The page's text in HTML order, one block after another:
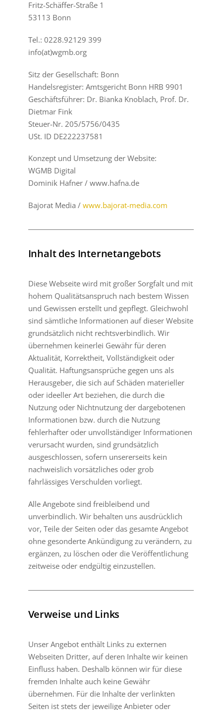
Fritz-Schäffer-Straße 1
53113 Bonn
Tel.: 0228.92129 399
info(at)wgmb.org
Sitz der Gesellschaft: Bonn
Handelsregister: Amtsgericht Bonn HRB 9901
Geschäftsführer: Dr. Bianka Knoblach, Prof. Dr.
Dietmar Fink
Steuer-Nr. 205/5756/0435
USt. ID DE222237581
Konzept und Umsetzung der Website:
WGMB Digital
Dominik Hafner / www.hafna.de
Bajorat Media / www.bajorat-media.com
Inhalt des Internetangebots
Diese Webseite wird mit großer Sorgfalt und mit
hohem Qualitätsanspruch nach bestem Wissen
und Gewissen erstellt und gepflegt. Gleichwohl
sind sämtliche Informationen auf dieser Website
grundsätzlich nicht rechtsverbindlich. Wir
übernehmen keinerlei Gewähr für deren
Aktualität, Korrektheit, Vollständigkeit oder
Qualität. Haftungsansprüche gegen uns als
Herausgeber, die sich auf Schäden materieller
oder ideeller Art beziehen, die durch die
Nutzung oder Nichtnutzung der dargebotenen
Informationen bzw. durch die Nutzung
fehlerhafter oder unvollständiger Informationen
verursacht wurden, sind grundsätzlich
ausgeschlossen, sofern unsererseits kein
nachweislich vorsätzliches oder grob
fahrlässiges Verschulden vorliegt.
Alle Angebote sind freibleibend und
unverbindlich. Wir behalten uns ausdrücklich
vor, Teile der Seiten oder das gesamte Angebot
ohne gesonderte Ankündigung zu verändern, zu
ergänzen, zu löschen oder die Veröffentlichung
zeitweise oder endgültig einzustellen.
Verweise und Links
Unser Angebot enthält Links zu externen
Webseiten Dritter, auf deren Inhalte wir keinen
Einfluss haben. Deshalb können wir für diese
fremden Inhalte auch keine Gewähr
übernehmen. Für die Inhalte der verlinkten
Seiten ist stets der jeweilige Anbieter oder